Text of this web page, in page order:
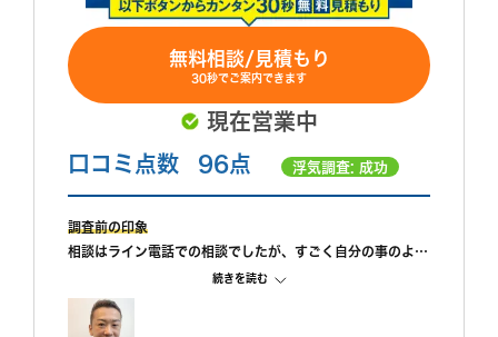
無料相談/見積もり
30秒でご案内できます
現在営業中
口コミ点数
96点 浮気調査: 成功
調査前の印象
相談はライン電話での相談でしたが、すごく自分の事のよう
に親身になって相談に乗ってもらえました。 また、私が自
己肯定感が低いこともあり、自分のことを攻めていると、も
っと自信を持ちなさいと励ましてもらってすごく嬉しかった
続きを読む